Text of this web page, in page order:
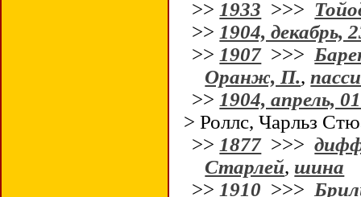
>> 1933 >>>
>> 1904, декабрь,
>> 1907>>>
Оранж, П.,
>> 1904, апрель, 01
> Роллс, Чарльз
>> 1877>>>
Старлей, шина
>> 1910 >>>